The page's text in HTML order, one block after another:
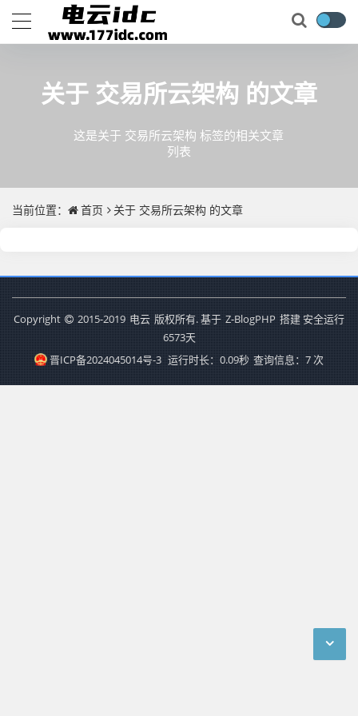
关于 交易所云架构 的文章
这是关于 交易所云架构 标签的相关文章
列表
当前位置： 首页 关于 交易所云架构 的文章
Copyright 2015-2019 电云 版权所有. 基于 Z-BlogPHP 搭建 安全运行
6573天
晋ICP备2024045014号-3 运行时长：0.09秒 查询信息：7 次